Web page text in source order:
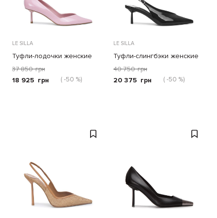
LE SILLA
Туфли-лодочки женские
37 850 грн
18 925 грн ( -50 %)
LE SILLA
Туфли-слингбэки женские
Clivage
40 750 грн
20 375 грн ( -50 %)